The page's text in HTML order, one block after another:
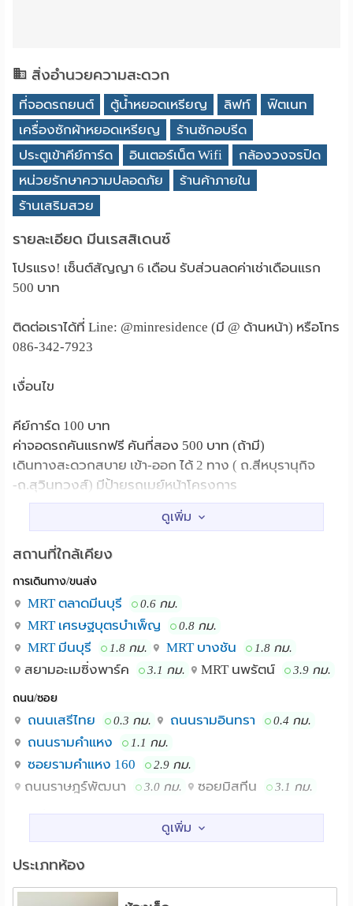
สิ่งอำนวยความสะดวก
ที่จอดรถยนต์ ตู้น้ำหยอดเหรียญ ลิฟท์
ฟิตเนท
เครื่องซักผ้าหยอดเหรียญ
ร้านซักอบรีด
ประตูเข้าคีย์การ์ด
อินเตอร์เน็ต Wifi
กล้องวงจรปิด
หน่วยรักษาความปลอดภัย
ร้านค้าภายใน
ร้านเสริมสวย
รายละเอียด มีนเรสสิเดนซ์
โปรแรง! เซ็นต์สัญญา 6 เดือน รับส่วนลดค่าเช่าเดือนแรก
500 บาท
ติดต่อเราได้ที่ Line: @minresidence (มี @ ด้านหน้า) หรือโทร
086-342-7923
เงื่อนไข
คีย์การ์ด 100 บาท
ค่าจอดรถคันแรกฟรี คันที่สอง 500 บาท (ถ้ามี)
เดินทางสะดวกสบาย เข้า-ออก ได้ 2 ทาง ( ถ.สีหบุรานุกิจ
-ถ.สุวินทวงส์) มีป้ายรถเมย์หน้าโครงการ
ห้องพักในโครงการนั้นตกแต่งสไตล์โมเดิร์น ใหม่ สะอาด
สบายรวมถึงระบบมาตรฐานของการรักษาความปลอดภัย
24 ชั่วโมง
เรามีสิ่งอำนวยความสะดวกครบครัน ซึ่งประกอบไปด้วย
บริเวณที่จอดรถสามารถรับลูกค้าอย่างเพียงพอร้านสะดวก
ซื้อที่ตั้งอยู่ด้านหน้าโครงการ ห้องฟิตเนส ร้านเสริมสวย
เครื่องซักผ้า บริการซักแห้ง
For details, please add Line: minresidence, call (+66) 86-
342-7923 or email:stcmin55123@gmail.com
The modern decorated rooms are clean and equipped with
air conditioning and a terrace. Hallways are cleaned daily.
Min Residence is composed of 6 buildings with a 24-hour
Wifi and CCTV. Public transports are located right in front
สถานที่ใกล้เคียง
การเดินทาง/ขนส่ง
MRT ตลาดมีนบุรี 0.6 กม.
MRT เศรษฐบุตรบำเพ็ญ 0.8 กม.
MRT มีนบุรี 1.8 กม. MRT บางชัน 1.8 กม.
สยามอะเมซิ่งพาร์ค 3.1 กม. MRT นพรัตน์ 3.9 กม.
ถนน/ซอย
ถนนเสรีไทย 0.3 กม. ถนนรามอินทรา 0.4 กม.
ถนนรามคำแหง 1.1 กม.
ซอยรามคำแหง 160 2.9 กม.
ถนนราษฎร์พัฒนา 3.0 กม. ซอยมิสทีน 3.1 กม.
สถานศึกษา
0.2 กม.
ม.เกษมบัณฑิต ร่มเกล้า
แหล่งช๊อปปิ้ง
ประเภทห้อง